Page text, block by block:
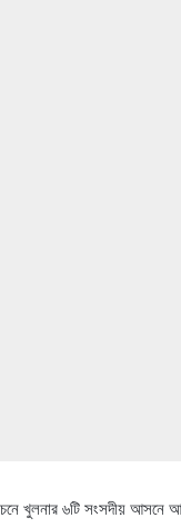
খুলনার ৬টি সংসদীয় আসনে